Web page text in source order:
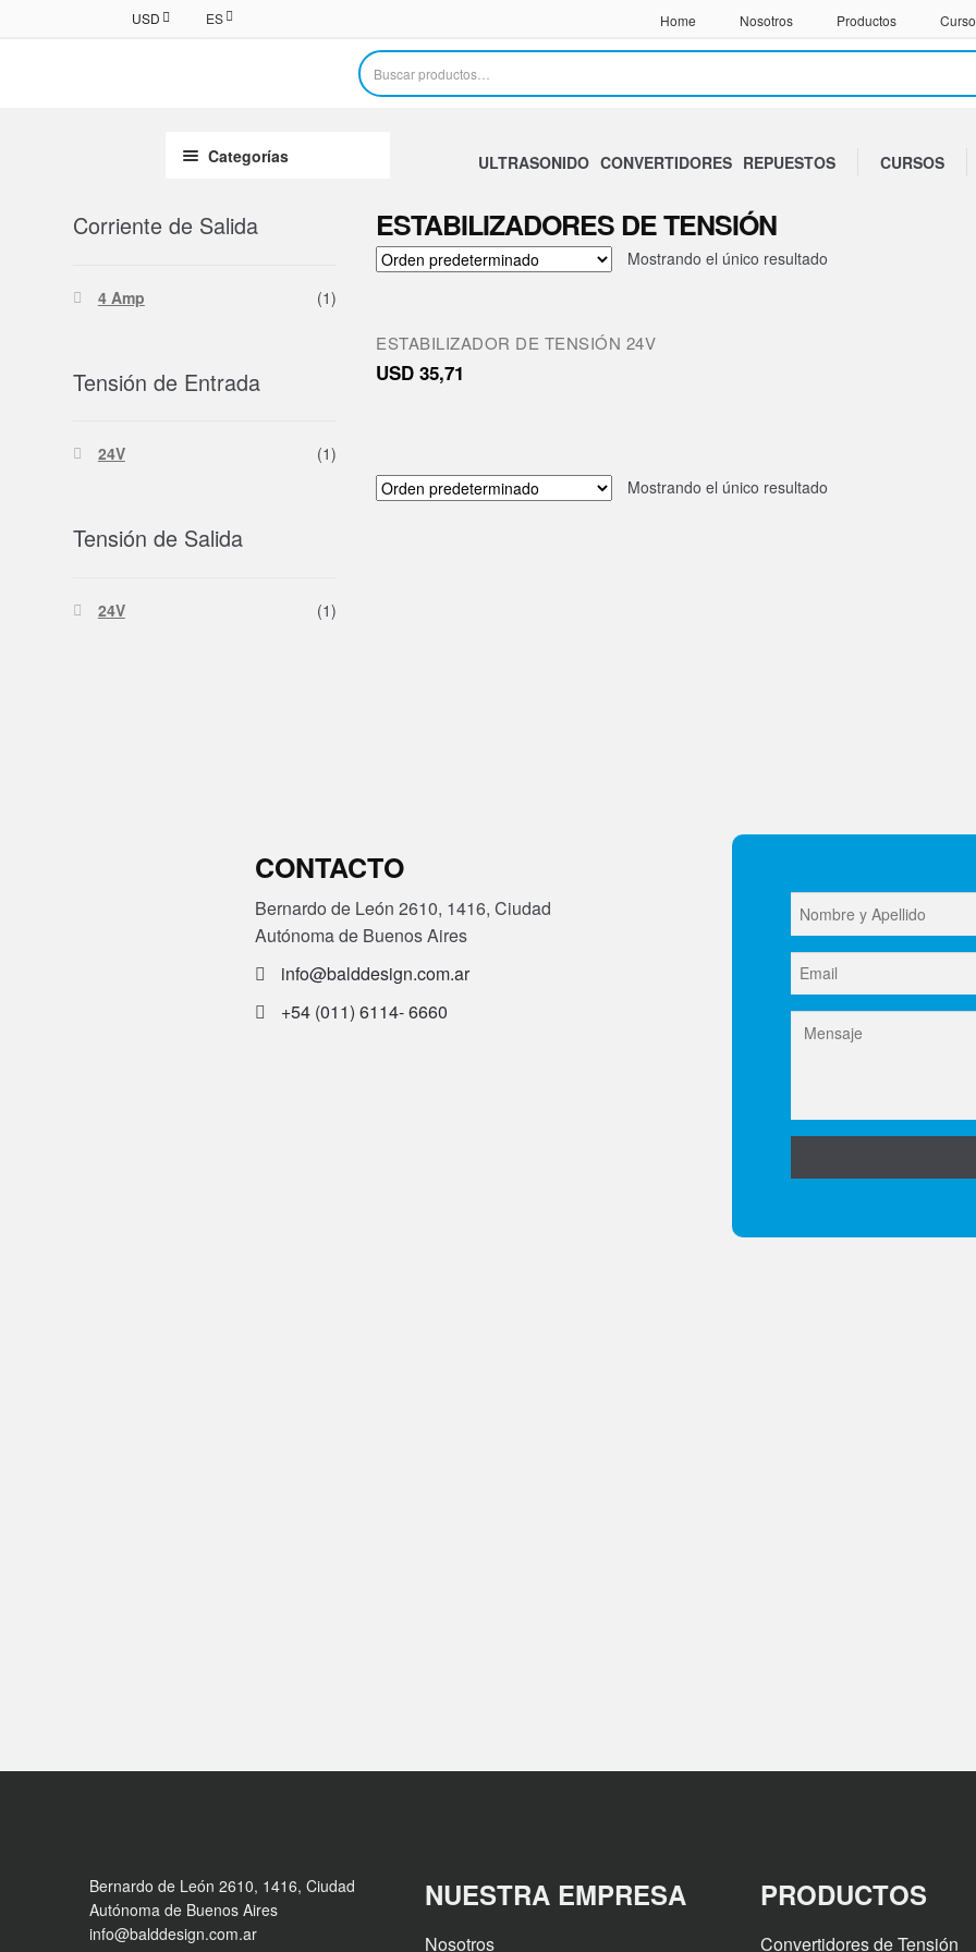
USD ES Home Nosotros Productos
Buscar
Categorías ULTRASONIDO CONVERTIDORES REPUESTOS CURSOS
ESTABILIZADORES DE TENSIÓN
Mostrando el único resultado
ESTABILIZADOR DE TENSIÓN 24V
USD35,71
Mostrando el único resultado
Corriente de Salida
4 Amp (1)
Tensión de Entrada
24V (1)
Tensión de Salida
24V (1)
CONTACTO
Bernardo de León 2610, 1416, Ciudad
Autónoma de Buenos Aires
info@balddesign.com.ar
+54 (011) 6114- 6660
Bernardo de León 2610, 1416, Ciudad
Autónoma de Buenos Aires
info@balddesign.com.ar
NUESTRA EMPRESA
Nosotros
PRODUCTOS
Convertidores de Tensión